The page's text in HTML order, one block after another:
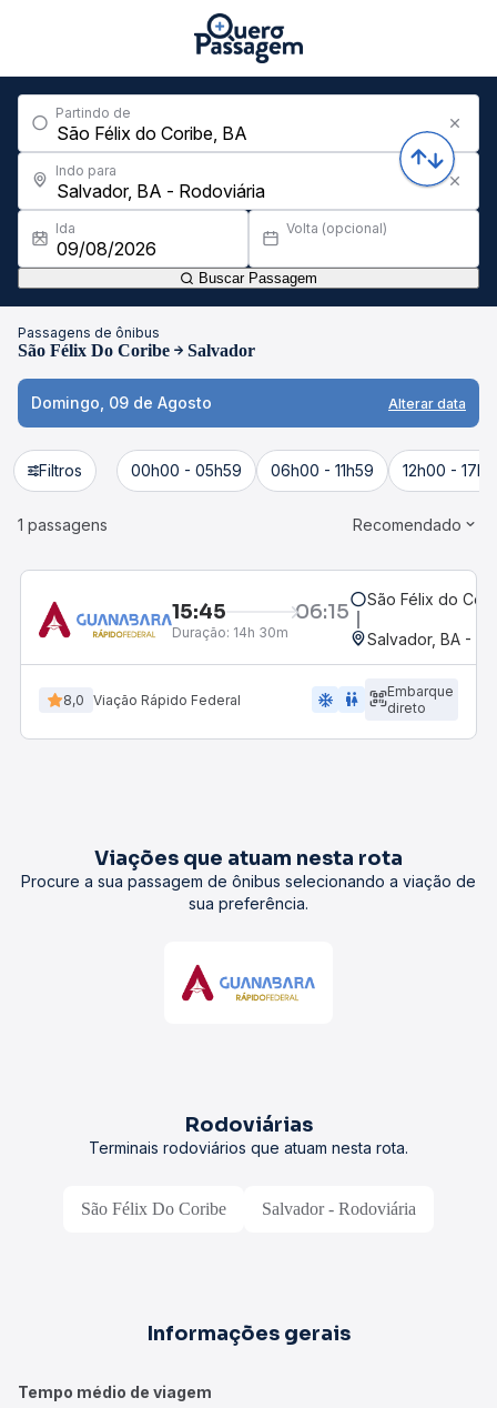
Partindo de
Indo para
Ida Volta (opcional)
Buscar Passagem
Passagens de ônibus
São Félix Do Coribe Salvador
Domingo, 09 de Agosto Alterar data
Filtros 00h00 - 05h59 06h00 - 11h59 12h00 -
1 passagens Recomendado
15:45 06:15
Duração: 14h 30m
São Félix do
Salvador, BA -
8,0 Viação Rápido Federal ac_unit wc
Embarque
direto
Viações que atuam nesta rota
Procure a sua passagem de ônibus selecionando a viação de
sua preferência.
Rodoviárias
Terminais rodoviários que atuam nesta rota.
São Félix Do Coribe Salvador - Rodoviária
Informações gerais
Tempo médio de viagem